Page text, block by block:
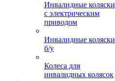
Инвалидные коляски
с электрическим
приводом
Инвалидные коляски
б/у
Колеса для
инвалидных колясок